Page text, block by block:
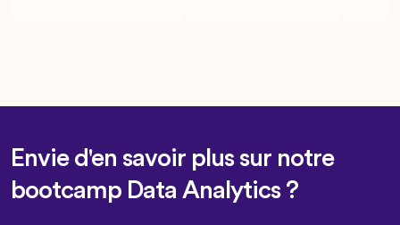
Envie d'en savoir plus sur notre
bootcamp Data Analytics ?